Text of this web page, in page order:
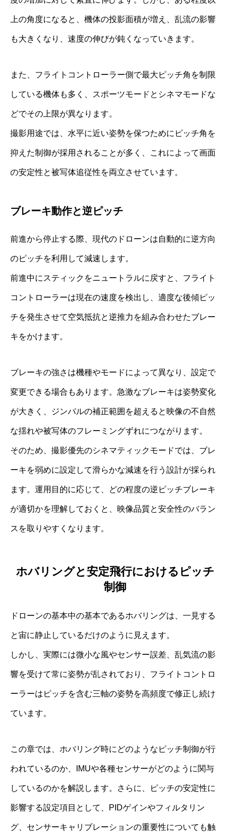
上の角度になると、機体の投影面積が増え、乱流の影響
も大きくなり、速度の伸びが鈍くなっていきます。
また、フライトコントローラー側で最大ピッチ角を制限
している機体も多く、スポーツモードとシネマモードな
どでその上限が異なります。
撮影用途では、水平に近い姿勢を保つためにピッチ角を
抑えた制御が採用されることが多く、これによって画面
の安定性と被写体追従性を両立させています。
ブレーキ動作と逆ピッチ
前進から停止する際、現代のドローンは自動的に逆方向
のピッチを利用して減速します。
前進中にスティックをニュートラルに戻すと、フライト
コントローラーは現在の速度を検出し、適度な後傾ピッ
チを発生させて空気抵抗と逆推力を組み合わせたブレー
キをかけます。
ブレーキの強さは機種やモードによって異なり、設定で
変更できる場合もあります。急激なブレーキは姿勢変化
が大きく、ジンバルの補正範囲を超えると映像の不自然
な揺れや被写体のフレーミングずれにつながります。
そのため、撮影優先のシネマティックモードでは、ブレ
ーキを弱めに設定して滑らかな減速を行う設計が採られ
ます。運用目的に応じて、どの程度の逆ピッチブレーキ
が適切かを理解しておくと、映像品質と安全性のバラン
スを取りやすくなります。
ホバリングと安定飛行におけるピッチ
制御
ドローンの基本中の基本であるホバリングは、一見する
と宙に静止しているだけのように見えます。
しかし、実際には微小な風やセンサー誤差、乱気流の影
響を受けて常に姿勢が乱されており、フライトコントロ
ーラーはピッチを含む三軸の姿勢を高頻度で修正し続け
ています。
この章では、ホバリング時にどのようなピッチ制御が行
われているのか、IMUや各種センサーがどのように関与
しているのかを解説します。さらに、ピッチの安定性に
影響する設定項目として、PIDゲインやフィルタリン
グ、センサーキャリブレーションの重要性についても触